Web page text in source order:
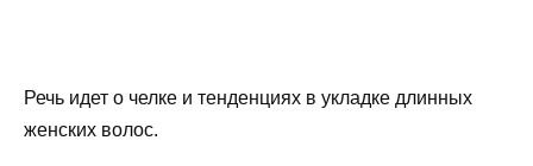
Речь идет о челке и тенденциях в укладке длинных
женских волос.